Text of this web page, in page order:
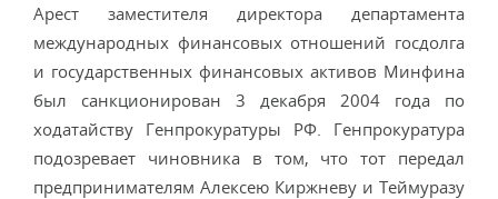
Арест заместителя директора департамента
международных финансовых отношений госдолга
и государственных финансовых активов Минфина
был санкционирован 3 декабря 2004 года по
ходатайству Генпрокуратуры РФ. Генпрокуратура
подозревает чиновника в том, что тот передал
предпринимателям Алексею Киржневу и Теймуразу